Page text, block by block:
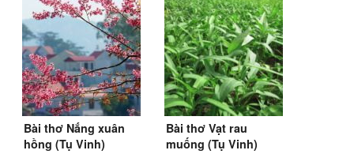
Bài thơ Nắng xuân
hồng (Tụ Vinh)
Bài thơ Vạt rau
muống (Tụ Vinh)